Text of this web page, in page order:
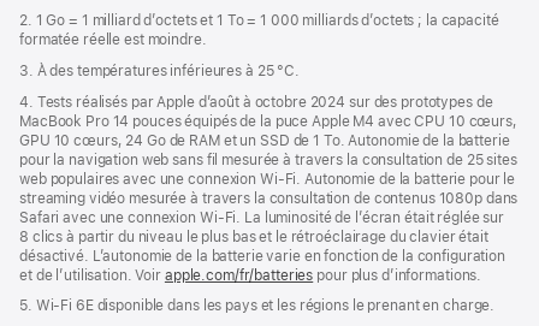
2. 1 Go = 1 milliard d’octets et 1 To = 1 000 milliards d’octets ; la capacité
formatée réelle est moindre.
3. À des températures inférieures à 25 °C.
4. Tests réalisés par Apple d’août à octobre 2024 sur des prototypes de
MacBook Pro 14 pouces équipés de la puce Apple M4 avec CPU 10 cœurs,
GPU 10 cœurs, 24 Go de RAM et un SSD de 1 To. Autonomie de la batterie
pour la navigation web sans fil mesurée à travers la consultation de 25 sites
web populaires avec une connexion Wi-Fi. Autonomie de la batterie pour le
streaming vidéo mesurée à travers la consultation de contenus 1080p dans
Safari avec une connexion Wi-Fi. La luminosité de l’écran était réglée sur
8 clics à partir du niveau le plus bas et le rétroéclairage du clavier était
désactivé. L’autonomie de la batterie varie en fonction de la configuration
et de l’utilisation. Voir apple.com/fr/batteries pour plus d’informations.
5. Wi-Fi 6E disponible dans les pays et les régions le prenant en charge.